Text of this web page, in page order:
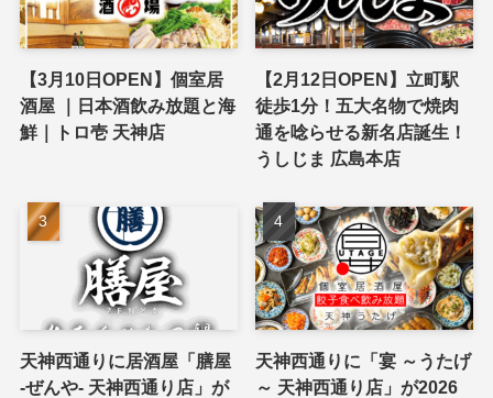
【3月10日OPEN】個室居
酒屋 ｜日本酒飲み放題と海
鮮｜トロ壱 天神店
【2月12日OPEN】立町駅
徒歩1分！五大名物で焼肉
通を唸らせる新名店誕生！
うしじま 広島本店
天神西通りに居酒屋「膳屋
-ぜんや- 天神西通り店」が
天神西通りに「宴 ～うたげ
～ 天神西通り店」が2026